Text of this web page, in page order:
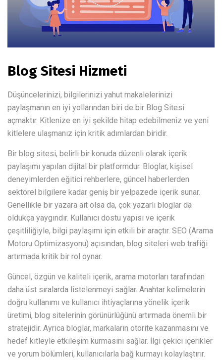
Blog Sitesi Hizmeti
Düşüncelerinizi, bilgilerinizi yahut makalelerinizi
paylaşmanın en iyi yollarından biri de bir Blog Sitesi
açmaktır. Kitlenize en iyi şekilde hitap edebilmeniz ve yeni
kitlelere ulaşmanız için kritik adımlardan biridir.
Bir blog sitesi, belirli bir konuda düzenli olarak içerik
paylaşımı yapılan dijital bir platformdur. Bloglar, kişisel
deneyimlerden eğitici rehberlere, güncel haberlerden
sektörel bilgilere kadar geniş bir yelpazede içerik sunar.
Genellikle bir yazara ait olsa da, çok yazarlı bloglar da
oldukça yaygındır. Kullanıcı dostu yapısı ve içerik
çeşitliliğiyle, bilgi paylaşımı için etkili bir araçtır. SEO (Arama
Motoru Optimizasyonu) açısından, blog siteleri web trafiği
artırmada kritik bir rol oynar.
Güncel, özgün ve kaliteli içerik, arama motorları tarafından
daha üst sıralarda listelenmeyi sağlar. Anahtar kelimelerin
doğru kullanımı ve kullanıcı ihtiyaçlarına yönelik içerik
üretimi, blog sitelerinin görünürlüğünü artırmada önemli bir
stratejidir. Ayrıca bloglar, markaların otorite kazanmasını ve
hedef kitleyle etkileşim kurmasını sağlar. İlgi çekici içerikler
ve yorum bölümleri, kullanıcılarla bağ kurmayı kolaylaştırır.